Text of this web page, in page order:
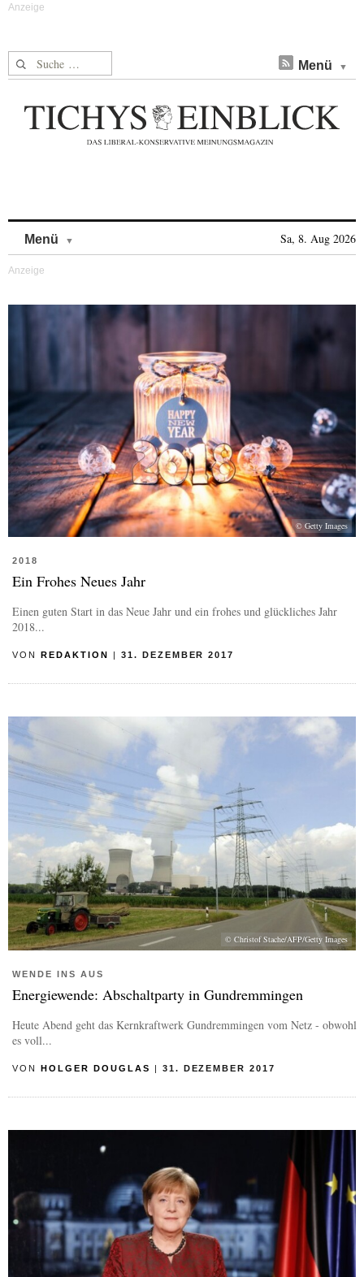
Suche nach: Menü
Menü Sa, 8. Aug 2026
© Getty Images
2018
Ein Frohes Neues Jahr
Einen guten Start in das Neue Jahr und ein frohes und glückliches Jahr
2018...
VON REDAKTION | 31. DEZEMBER 2017
© Christof Stache/AFP/Getty Images
WENDE INS AUS
Energiewende: Abschaltparty in Gundremmingen
Heute Abend geht das Kernkraftwerk Gundremmingen vom Netz - obwohl
es voll...
VON HOLGER DOUGLAS 31. DEZEMBER 2017